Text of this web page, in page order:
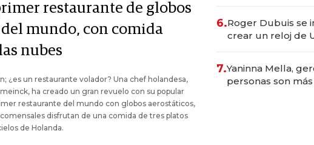
restaurante de globos
mundo, con comida
nubes
¿es un restaurante volador? Una chef holandesa,
ha creado un gran revuelo con su popular
restaurante del mundo con globos aerostáticos,
disfrutan de una comida de tres platos
de Holanda.
6.Roger Dubuis se
crear un reloj de
7.Yaninna Mella,
personas son